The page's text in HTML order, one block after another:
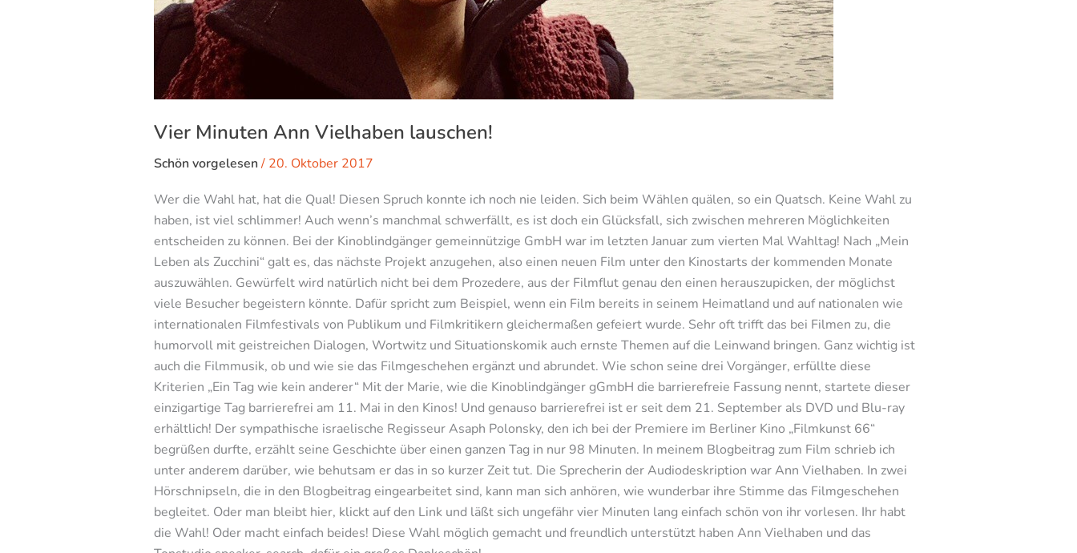
Vier Minuten Ann Vielhaben lauschen!
Schön vorgelesen/ 20. Oktober 2017
Wer die Wahl hat, hat die Qual! Diesen Spruch konnte ich noch nie leiden. Sich beim Wählen quälen, so ein Quatsch. Keine Wahl zu
haben, ist viel schlimmer! Auch wenn’s manchmal schwerfällt, es ist doch ein Glücksfall, sich zwischen mehreren Möglichkeiten
entscheiden zu können. Bei der Kinoblindgänger gemeinnützige GmbH war im letzten Januar zum vierten Mal Wahltag! Nach „Mein
Leben als Zucchini“ galt es, das nächste Projekt anzugehen, also einen neuen Film unter den Kinostarts der kommenden Monate
auszuwählen. Gewürfelt wird natürlich nicht bei dem Prozedere, aus der Filmflut genau den einen herauszupicken, der möglichst
viele Besucher begeistern könnte. Dafür spricht zum Beispiel, wenn ein Film bereits in seinem Heimatland und auf nationalen wie
internationalen Filmfestivals von Publikum und Filmkritikern gleichermaßen gefeiert wurde. Sehr oft trifft das bei Filmen zu, die
humorvoll mit geistreichen Dialogen, Wortwitz und Situationskomik auch ernste Themen auf die Leinwand bringen. Ganz wichtig ist
auch die Filmmusik, ob und wie sie das Filmgeschehen ergänzt und abrundet. Wie schon seine drei Vorgänger, erfüllte diese
Kriterien „Ein Tag wie kein anderer“ Mit der Marie, wie die Kinoblindgänger gGmbH die barrierefreie Fassung nennt, startete dieser
einzigartige Tag barrierefrei am 11. Mai in den Kinos! Und genauso barrierefrei ist er seit dem 21. September als DVD und Blu-ray
erhältlich! Der sympathische israelische Regisseur Asaph Polonsky, den ich bei der Premiere im Berliner Kino „Filmkunst 66“
begrüßen durfte, erzählt seine Geschichte über einen ganzen Tag in nur 98 Minuten. In meinem Blogbeitrag zum Film schrieb ich
unter anderem darüber, wie behutsam er das in so kurzer Zeit tut. Die Sprecherin der Audiodeskription war Ann Vielhaben. In zwei
Hörschnipseln, die in den Blogbeitrag eingearbeitet sind, kann man sich anhören, wie wunderbar ihre Stimme das Filmgeschehen
begleitet. Oder man bleibt hier, klickt auf den Link und läßt sich ungefähr vier Minuten lang einfach schön von ihr vorlesen. Ihr habt
die Wahl! Oder macht einfach beides! Diese Wahl möglich gemacht und freundlich unterstützt haben Ann Vielhaben und das